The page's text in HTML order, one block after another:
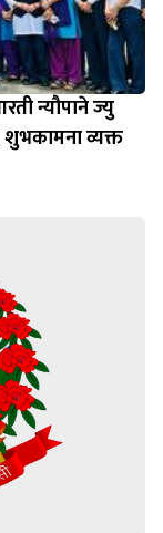
न्यौपाने ज्यु
व्यक्त